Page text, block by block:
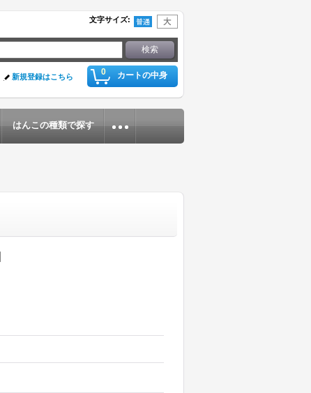
文字サイズ:
0 カートの中身
新規登録はこちら
はんこの種類で探す